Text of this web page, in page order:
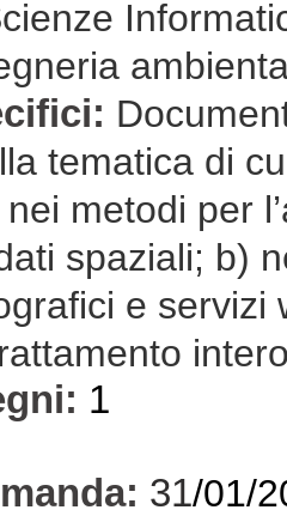
tematica di
metodi per
spaziali; b)
e
1
31/01/